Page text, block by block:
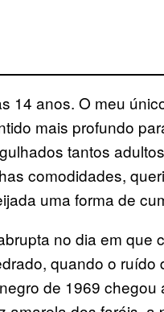
14 anos. O meu
mais profundo
tantos
comodidades,
uma forma de
no dia em que
quando o ruído
de 1969 chegou